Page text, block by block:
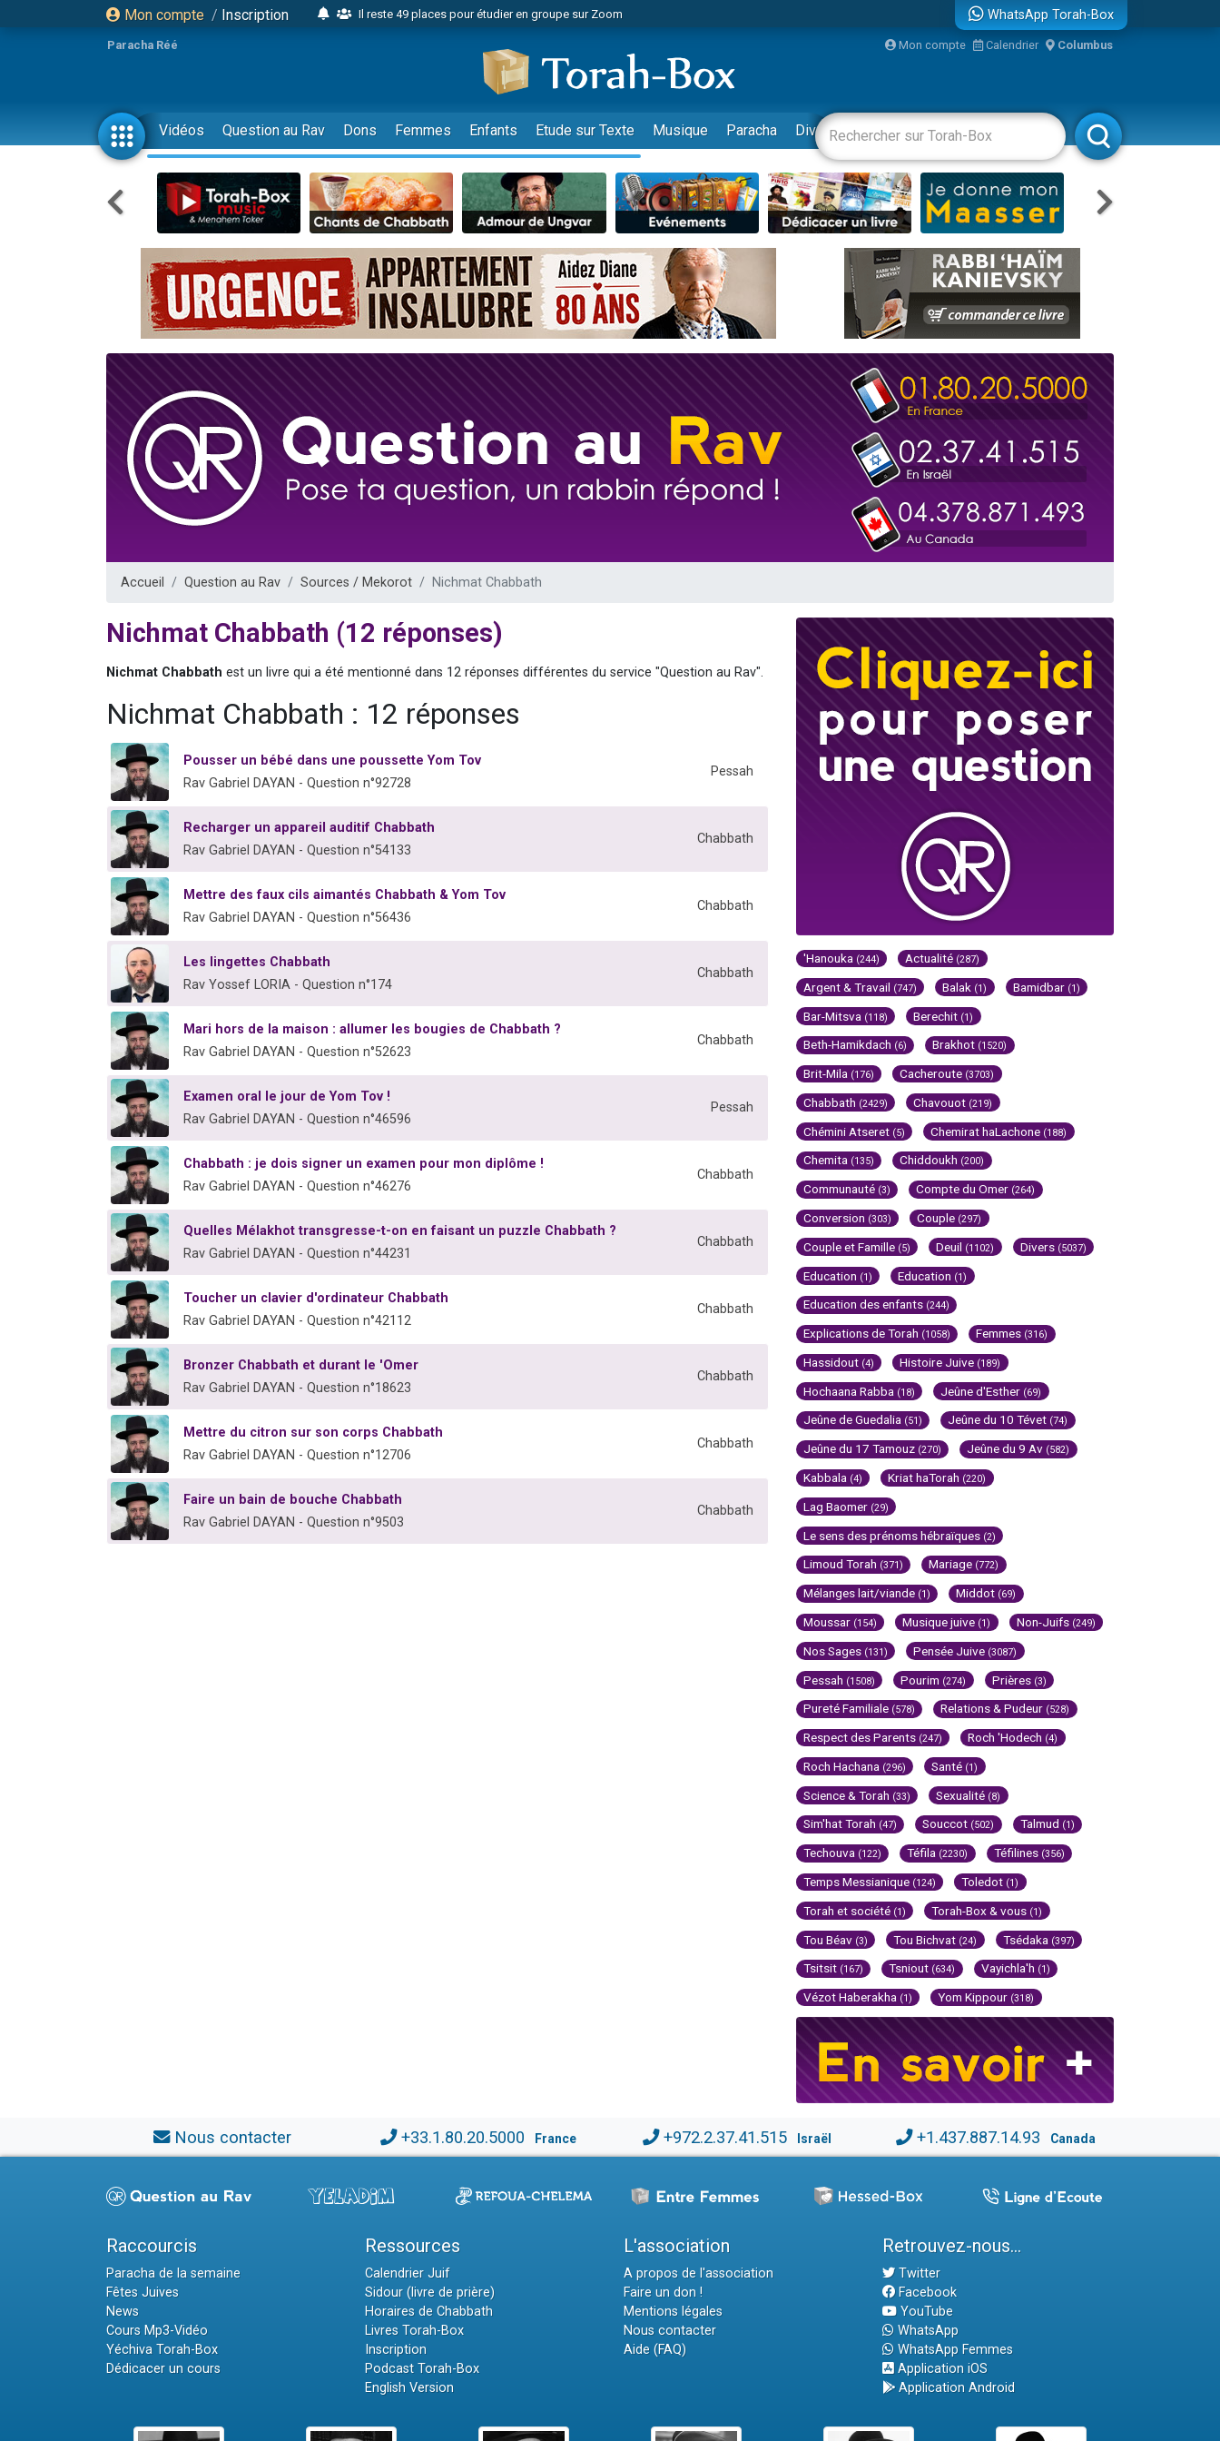
Mon compte / Inscription
Il reste 49 places pour étudier en groupe sur Zoom
2 personnes viennent de nous rejoindre sur WhatsApp
6 personnes viennent de nous rejoindre sur WhatsApp
4 personnes viennent de faire un don pour Reloger Rivka, 6 enfants, victime de violences...
2 personnes viennent de faire un don pour 1 Journée de Vacances Pour les Enfants
17 personnes viennent de demander une bénédiction
4 personnes viennent de nous rejoindre sur WhatsApp
Il reste 49 places pour étudier en groupe sur Zoom
Eva vient de donner son Maasser
4 personnes viennent de nous rejoindre sur WhatsApp
3 personnes viennent de nous rejoindre sur WhatsApp
Odaya vient de donner son Maasser
3 personnes viennent de faire un don pour 5 jours de vacances aux Orphelins
2 personnes viennent de nous rejoindre sur WhatsApp
13 personnes viennent de demander une bénédiction
30 personnes viennent de faire un don pour Sauvez la jambe de Yohan
Il reste 49 places pour étudier en groupe sur Zoom
12 nouvelles musiques dans Torah-Box Music
WhatsApp Torah-Box
Paracha Réé Mon compte Calendrier Columbus
Vidéos Question au Rav Dons Femmes Enfants Etude sur Texte Musique Paracha Divertissements Livres Rabbanim
Accueil Question au Rav Sources / Mekorot Nichmat Chabbath
Nichmat Chabbath (12 réponses)
Nichmat Chabbath est un livre qui a été mentionné dans 12 réponses différentes du service "Question au Rav".
Nichmat Chabbath : 12 réponses
Pousser un bébé dans une poussette Yom Tov
Rav Gabriel DAYAN - Question n°92728
Pessah
Recharger un appareil auditif Chabbath
Rav Gabriel DAYAN - Question n°54133
Chabbath
Mettre des faux cils aimantés Chabbath & Yom Tov
Rav Gabriel DAYAN - Question n°56436
Chabbath
Les lingettes Chabbath
Rav Yossef LORIA - Question n°174
Chabbath
Mari hors de la maison : allumer les bougies de Chabbath ?
Rav Gabriel DAYAN - Question n°52623
Chabbath
Examen oral le jour de Yom Tov !
Rav Gabriel DAYAN - Question n°46596
Pessah
Chabbath : je dois signer un examen pour mon diplôme !
Rav Gabriel DAYAN - Question n°46276
Chabbath
Quelles Mélakhot transgresse-t-on en faisant un puzzle Chabbath ?
Rav Gabriel DAYAN - Question n°44231
Chabbath
Toucher un clavier d'ordinateur Chabbath
Rav Gabriel DAYAN - Question n°42112
Chabbath
Bronzer Chabbath et durant le 'Omer
Rav Gabriel DAYAN - Question n°18623
Chabbath
Mettre du citron sur son corps Chabbath
Rav Gabriel DAYAN - Question n°12706
Chabbath
Faire un bain de bouche Chabbath
Rav Gabriel DAYAN - Question n°9503
Chabbath
'Hanouka (244) Actualité (287)
Argent & Travail (747) Balak (1) Bamidbar (1)
Bar-Mitsva (118) Berechit (1)
Beth-Hamikdach (6) Brakhot (1520)
Brit-Mila (176) Cacheroute (3703)
Chabbath (2429) Chavouot (219)
Chémini Atseret (5) Chemirat haLachone (188)
Chemita (135) Chiddoukh (200)
Communauté (3) Compte du Omer (264)
Conversion (303) Couple (297)
Couple et Famille (5) Deuil (1102) Divers (5037)
Education (1) Education (1)
Education des enfants (244)
Explications de Torah (1058) Femmes (316)
Hassidout (4) Histoire Juive (189)
Hochaana Rabba (18) Jeûne d'Esther (69)
Jeûne de Guedalia (51) Jeûne du 10 Tévet (74)
Jeûne du 17 Tamouz (270) Jeûne du 9 Av (582)
Kabbala (4) Kriat haTorah (220)
Lag Baomer (29)
Le sens des prénoms hébraïques (2)
Limoud Torah (371) Mariage (772)
Mélanges lait/viande (1) Middot (69)
Moussar (154) Musique juive (1) Non-Juifs (249)
Nos Sages (131) Pensée Juive (3087)
Pessah (1508) Pourim (274) Prières (3)
Pureté Familiale (578) Relations & Pudeur (528)
Respect des Parents (247) Roch 'Hodech (4)
Roch Hachana (296) Santé (1)
Science & Torah (33) Sexualité (8)
Sim'hat Torah (47) Souccot (502) Talmud (1)
Techouva (122) Téfila (2230) Téfilines (356)
Temps Messianique (124) Toledot (1)
Torah et société (1) Torah-Box & vous (1)
Tou Béav (3) Tou Bichvat (24) Tsédaka (397)
Tsitsit (167) Tsniout (634) Vayichla'h (1)
Vézot Haberakha (1) Yom Kippour (318)
Nous contacter +33.1.80.20.5000 France +972.2.37.41.515 Israël +1.437.887.14.93 Canada
Raccourcis
Paracha de la semaine
Fêtes Juives
News
Cours Mp3-Vidéo
Yéchiva Torah-Box
Dédicacer un cours
Ressources
Calendrier Juif
Sidour (livre de prière)
Horaires de Chabbath
Livres Torah-Box
Inscription
Podcast Torah-Box
English Version
L'association
A propos de l'association
Faire un don !
Mentions légales
Nous contacter
Aide (FAQ)
Retrouvez-nous...
Twitter
Facebook
YouTube
WhatsApp
WhatsApp Femmes
Application iOS
Application Android